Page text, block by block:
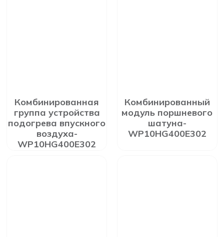
Комбинированная
группа устройства
подогрева впускного
воздуха-
WP10HG400E302
Комбинированный
модуль поршневого
шатуна-
WP10HG400E302